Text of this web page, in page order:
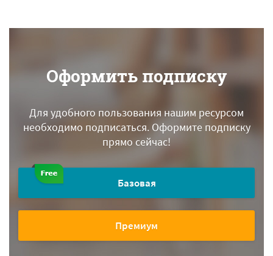
Оформить подписку
Для удобного пользования нашим ресурсом
необходимо подписаться.Оформите подписку
прямо сейчас!
Базовая
Премиум